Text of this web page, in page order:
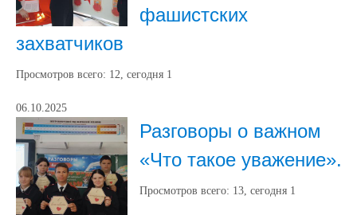
фашистских
захватчиков
Просмотров всего: 12, сегодня 1
06.10.2025
Разговоры о важном
«Что такое уважение».
Просмотров всего: 13, сегодня 1